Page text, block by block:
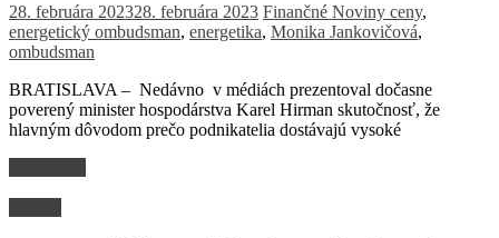
28. februára 202328. februára 2023 Finančné Noviny ceny,
energetický ombudsman, energetika, Monika Jankovičová,
ombudsman
BRATISLAVA – Nedávno v médiách prezentoval dočasne
poverený minister hospodárstva Karel Hirman skutočnosť, že
hlavným dôvodom prečo podnikatelia dostávajú vysoké